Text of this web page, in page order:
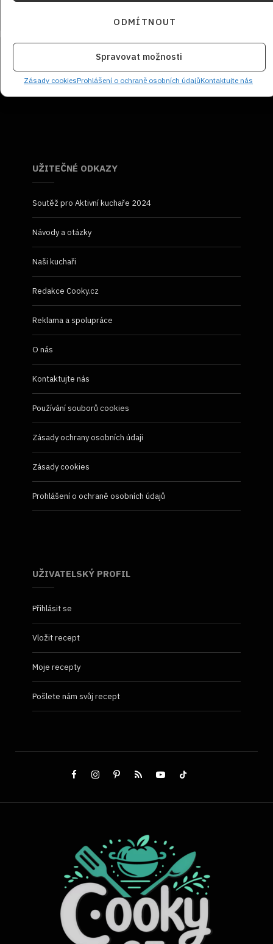
ODMÍTNOUT
Spravovat možnosti
Zásady cookiesProhlášení o ochraně osobních údajůKontaktujte nás
NEZMEŠKEJTE ŽÁDNÝ RECEPT!
UŽITEČNÉ ODKAZY
Soutěž pro Aktivní kuchaře 2024
Návody a otázky
Naši kuchaři
Redakce Cooky.cz
Reklama a spolupráce
O nás
Kontaktujte nás
Používání souborů cookies
Zásady ochrany osobních údaji
Zásady cookies
Prohlášení o ochraně osobních údajů
UŽIVATELSKÝ PROFIL
Přihlásit se
Vložit recept
Moje recepty
Pošlete nám svůj recept